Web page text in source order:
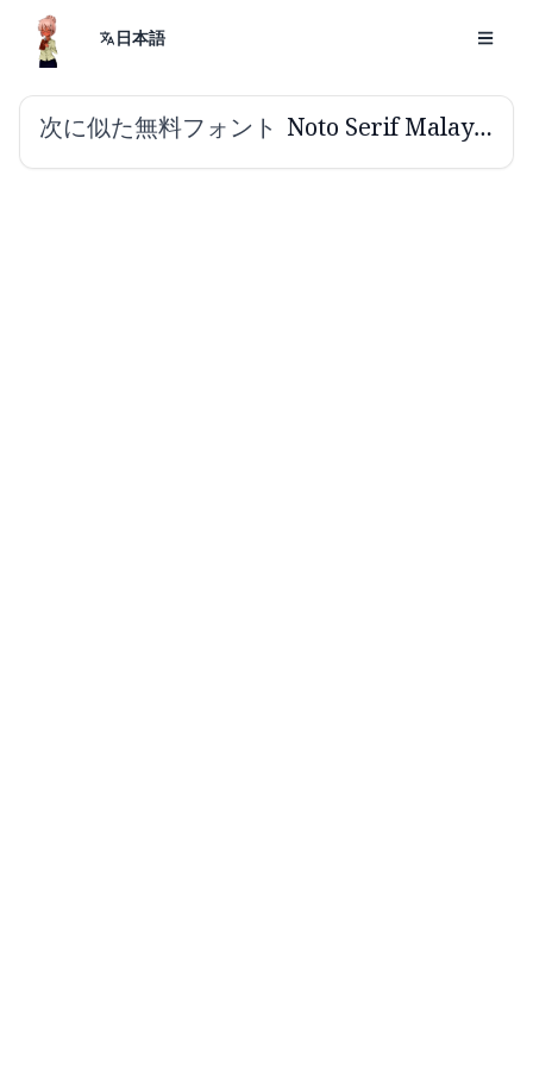
日本語
次に似た無料フォント Noto Serif Malayalam